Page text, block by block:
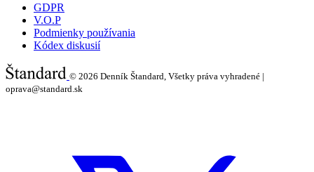
GDPR
V.O.P
Podmienky používania
Kódex diskusií
© 2026 Denník Štandard, Všetky práva vyhradené |
oprava@standard.sk